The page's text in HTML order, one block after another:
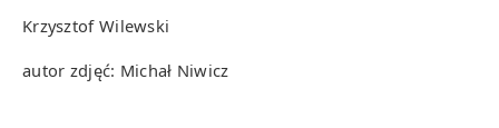
Krzysztof Wilewski
autor zdjęć: Michał Niwicz